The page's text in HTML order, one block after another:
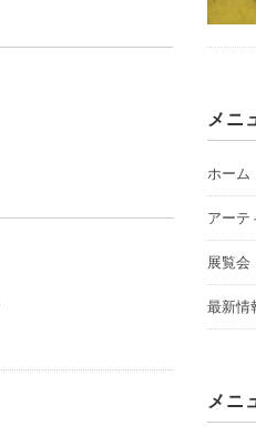
メニ
ホーム
アーテ
展覧会
最新情
メニ